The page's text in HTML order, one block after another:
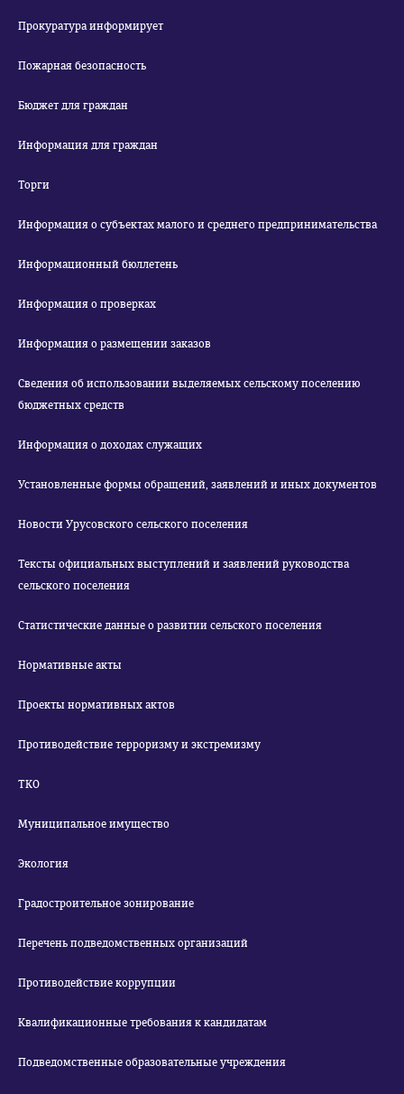
Прокуратура информирует
Пожарная безопасность
Бюджет для граждан
Информация для граждан
Торги
Информация о субъектах малого и среднего предпринимательства
Информационный бюллетень
Информация о проверках
Информация о размещении заказов
Сведения об использовании выделяемых сельскому поселению
бюджетных средств
Информация о доходах служащих
Установленные формы обращений, заявлений и иных документов
Новости Урусовского сельского поселения
Тексты официальных выступлений и заявлений руководства
сельского поселения
Статистические данные о развитии сельского поселения
Нормативные акты
Проекты нормативных актов
Противодействие терроризму и экстремизму
ТКО
Муниципальное имущество
Экология
Градостроительное зонирование
Перечень подведомственных организаций
Противодействие коррупции
Квалификационные требования к кандидатам
Подведомственные образовательные учреждения